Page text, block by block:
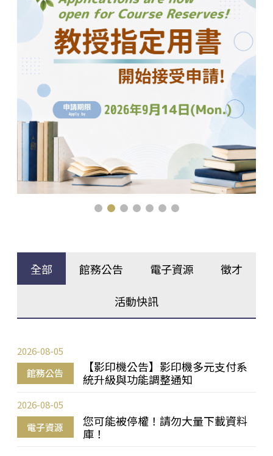
全部 館務公告 電子資源 徵才
活動快訊
館務公告
【影印機公告】影印機多元支付系
統升級與功能調整通知
2026-08-05
電子資源
您可能被停權！請勿大量下載資料
庫！
2026-08-05